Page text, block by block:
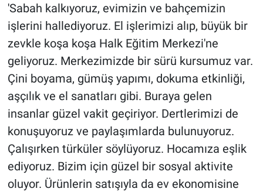
'Sabah kalkıyoruz, evimizin ve bahçemizin
işlerini hallediyoruz. El işlerimizi alıp, büyük bir
zevkle koşa koşa Halk Eğitim Merkezi'ne
geliyoruz. Merkezimizde bir sürü kursumuz var.
Çini boyama, gümüş yapımı, dokuma etkinliği,
aşçılık ve el sanatları gibi. Buraya gelen
insanlar güzel vakit geçiriyor. Dertlerimizi de
konuşuyoruz ve paylaşımlarda bulunuyoruz.
Çalışırken türküler söylüyoruz. Hocamıza eşlik
ediyoruz. Bizim için güzel bir sosyal aktivite
oluyor. Ürünlerin satışıyla da ev ekonomisine